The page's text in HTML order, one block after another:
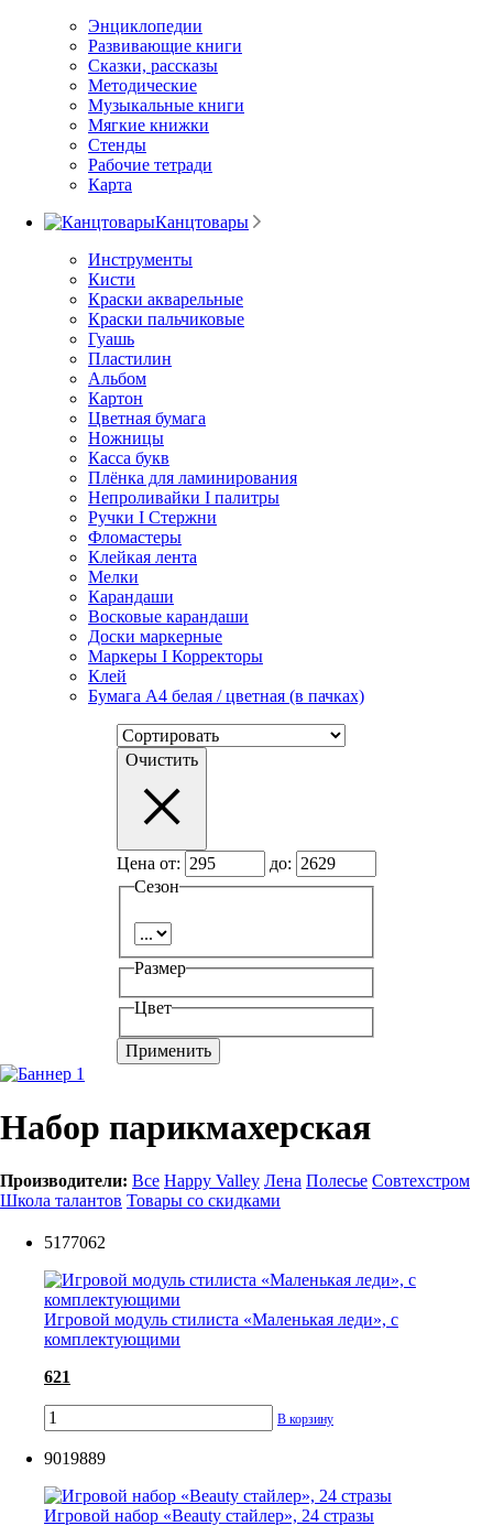
Энциклопедии
Развивающие книги
Сказки, рассказы
Методические
Музыкальные книги
Мягкие книжки
Стенды
Рабочие тетради
Карта
Канцтовары
Инструменты
Кисти
Краски акварельные
Краски пальчиковые
Гуашь
Пластилин
Альбом
Картон
Цветная бумага
Ножницы
Касса букв
Плёнка для ламинирования
Непроливайки I палитры
Ручки I Стержни
Фломастеры
Клейкая лента
Мелки
Карандаши
Восковые карандаши
Доски маркерные
Маркеры I Корректоры
Клей
Бумага А4 белая / цветная (в пачках)
Очистить
Цена от:
до:
Сезон
Размер
Цвет
Набор парикмахерская
Производители: Все Happy Valley Лена Полесье Совтехстром
Школа талантов Товары со скидками
5177062
Игровой модуль стилиста «Маленькая леди», с
комплектующими
621
В корзину
9019889
Игровой набор «Beauty стайлер», 24 стразы